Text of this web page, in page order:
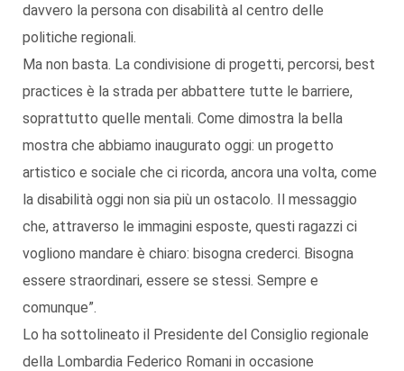
davvero la persona con disabilità al centro delle
politiche regionali.
Ma non basta. La condivisione di progetti, percorsi, best
practices è la strada per abbattere tutte le barriere,
soprattutto quelle mentali. Come dimostra la bella
mostra che abbiamo inaugurato oggi: un progetto
artistico e sociale che ci ricorda, ancora una volta, come
la disabilità oggi non sia più un ostacolo. Il messaggio
che, attraverso le immagini esposte, questi ragazzi ci
vogliono mandare è chiaro: bisogna crederci. Bisogna
essere straordinari, essere se stessi. Sempre e
comunque”.
Lo ha sottolineato il Presidente del Consiglio regionale
della Lombardia Federico Romani in occasione